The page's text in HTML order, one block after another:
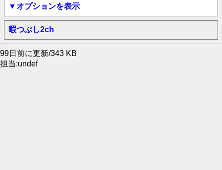
▼オプションを表示
暇つぶし2ch
99日前に更新/343 KB
担当:undef